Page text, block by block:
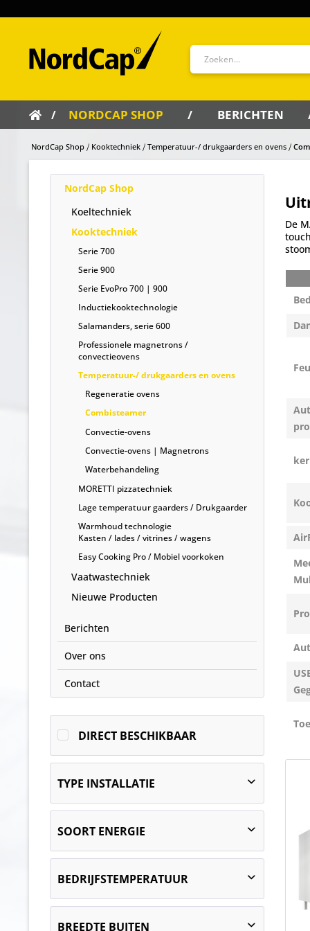
NORDCAP SHOP BERICHTEN
NordCap Shop Kooktechniek Temperatuur-/ drukgaarders en ovens
NordCap Shop
Koeltechniek
Kooktechniek
Serie 700
Serie 900
Serie EvoPro 700 | 900
Inductiekooktechnologie
Salamanders, serie 600
Professionele magnetrons /
convectieovens
Temperatuur-/ drukgaarders en ovens
Regeneratie ovens
Combisteamer
Convectie-ovens
Convectie-ovens | Magnetrons
Waterbehandeling
MORETTI pizzatechniek
Lage temperatuur gaarders / Drukgaarder
Warmhoud technologie
Kasten / lades / vitrines / wagens
Easy Cooking Pro / Mobiel voorkoken
Vaatwastechniek
Nieuwe Producten
Berichten
Over ons
Contact
DIRECT BESCHIKBAAR
TYPE INSTALLATIE
SOORT ENERGIE
BEDRIJFSTEMPERATUUR
van30 bis 270 °C
BREEDTE BUITEN
De